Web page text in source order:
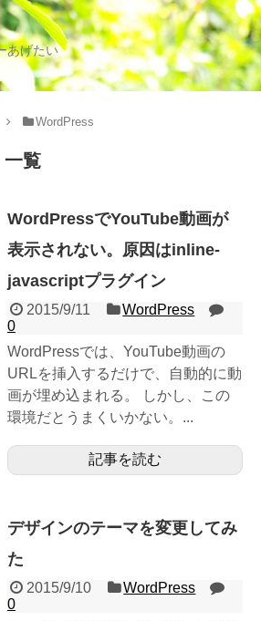
あげたい
WordPress
一覧
WordPressでYouTube動画が
表示されない。原因はinline-
javascriptプラグイン
2015/9/11
WordPress
0
WordPressでは、YouTube動画の
URLを挿入するだけで、自動的に動
画が埋め込まれる。 しかし、この
環境だとうまくいかない。...
記事を読む
デザインのテーマを変更してみ
た
2015/9/10
WordPress
0